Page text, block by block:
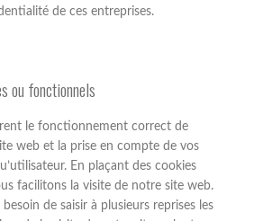
de ces entreprises.
ou fonctionnels
le fonctionnement correct de
web et la prise en compte de vos
En plaçant des cookies
facilitons la visite de notre site web.
besoin de saisir à plusieurs reprises les